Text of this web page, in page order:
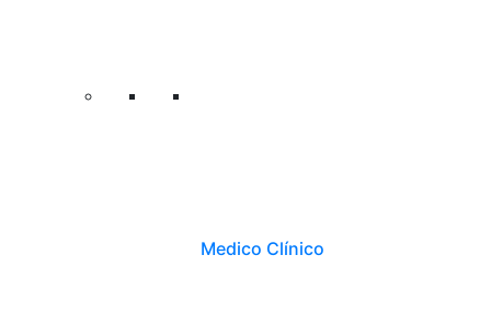
Medico Clínico